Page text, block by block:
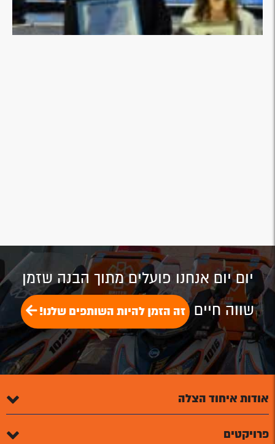
יום יום אנחנו פועלים מתוך הבנה שזמן
שווה חיים זה הזמן להיות השותפים שלנו!
אודות איחוד הצלה
פרויקטים